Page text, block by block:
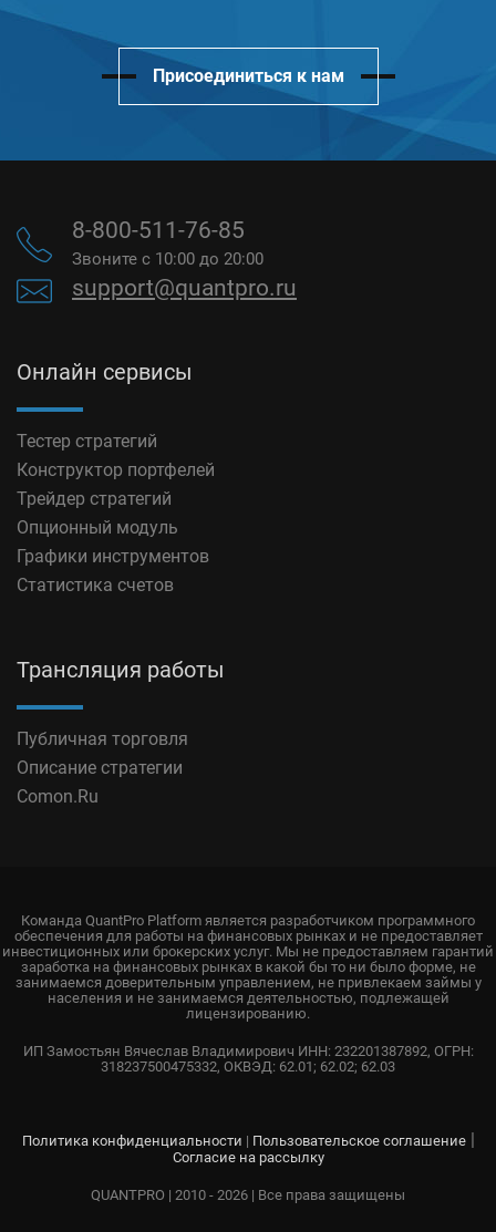
Присоединиться к нам
8-800-511-76-85
Звоните с 10:00 до 20:00
support@quantpro.ru
Онлайн сервисы
Тестер стратегий
Конструктор портфелей
Трейдер стратегий
Опционный модуль
Графики инструментов
Статистика счетов
Трансляция работы
Публичная торговля
Описание стратегии
Comon.Ru
Команда QuantPro Platform является разработчиком программного
обеспечения для работы на финансовых рынках и не предоставляет
инвестиционных или брокерских услуг. Мы не предоставляем гарантий
заработка на финансовых рынках в какой бы то ни было форме, не
занимаемся доверительным управлением, не привлекаем займы у
населения и не занимаемся деятельностью, подлежащей
лицензированию.
ИП Замостьян Вячеслав Владимирович ИНН: 232201387892, ОГРН:
318237500475332, ОКВЭД: 62.01; 62.02; 62.03
Политика конфиденциальности | Пользовательское соглашение|
Согласие на рассылку
QUANTPRO | 2010 - 2026 | Все права защищены